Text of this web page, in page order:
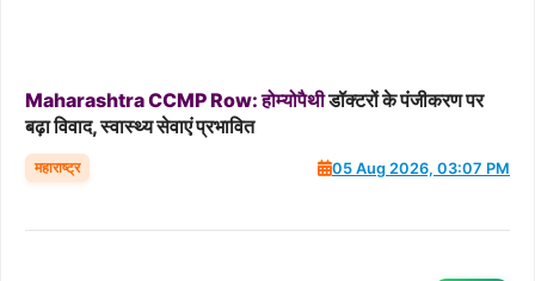
MaharashtraCCMPRow: होम्योपैथीडॉक्टरों के पंजीकरण पर
बढ़ा विवाद, स्वास्थ्य सेवाएं प्रभावित
महाराष्ट्र 05 Aug 2026, 03:07 PM